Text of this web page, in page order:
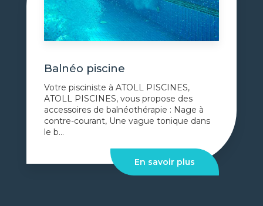
Balnéo piscine
Votre pisciniste à ATOLL PISCINES,
ATOLL PISCINES, vous propose des
accessoires de balnéothérapie : Nage à
contre-courant, Une vague tonique dans
le b...
En savoir plus